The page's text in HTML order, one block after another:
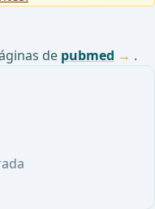
de pubmed .